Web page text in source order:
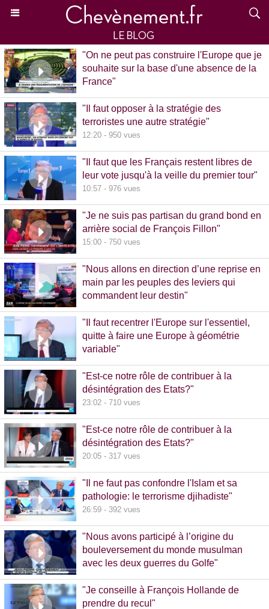
"On ne peut pas construire l'Europe que je
souhaite sur la base d'une absence de la
France"
"Il faut opposer à la stratégie des
terroristes une autre stratégie"
12:20 - 950 vues
"Il faut que les Français restent libres de
leur vote jusqu'à la veille du premier tour"
10:57 - 976 vues
"Je ne suis pas partisan du grand bond en
arrière social de François Fillon"
15:00 - 750 vues
"Nous allons en direction d’une reprise en
main par les peuples des leviers qui
commandent leur destin"
"Il faut recentrer l'Europe sur l'essentiel,
quitte à faire une Europe à géométrie
variable"
"Est-ce notre rôle de contribuer à la
désintégration des Etats?"
23:02 - 710 vues
"Est-ce notre rôle de contribuer à la
désintégration des Etats?"
20:05 - 317 vues
"Il ne faut pas confondre l'Islam et sa
pathologie: le terrorisme djihadiste"
26:59 - 392 vues
"Nous avons participé à l’origine du
bouleversement du monde musulman
avec les deux guerres du Golfe"
"Je conseille à François Hollande de
prendre du recul"